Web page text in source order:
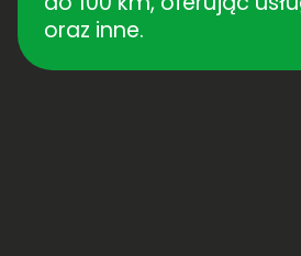
oraz inne.